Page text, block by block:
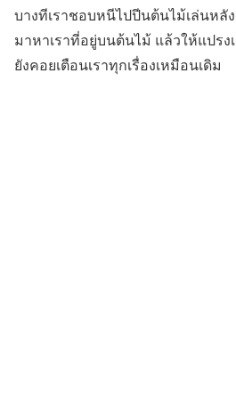
บางทีเราชอบหนีไปปีนต้นไม้เล่นหลั
มาหาเราที่อยู่บนต้นไม้ แล้วให้แปร
ยังคอยเตือนเราทุกเรื่องเหมือนเดิม